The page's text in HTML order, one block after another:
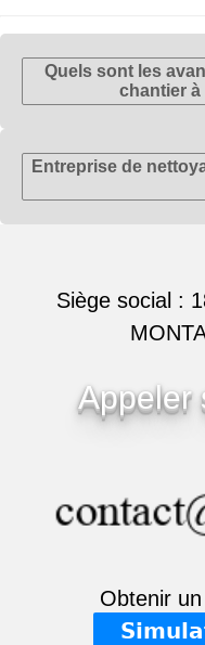
Quels sont les
chantier à
Entreprise de
Siège social :
Appeler
Obtenir